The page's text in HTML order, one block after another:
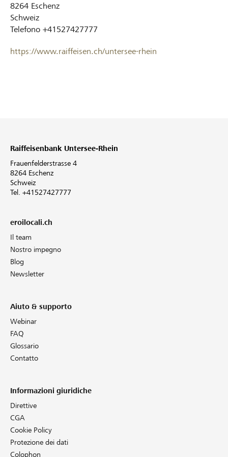
8264 Eschenz
Schweiz
Telefono +41527427777
https://www.raiffeisen.ch/untersee-rhein
Raiffeisenbank Untersee-Rhein
Frauenfelderstrasse 4
8264 Eschenz
Schweiz
Tel. +41527427777
eroilocali.ch
Il team
Nostro impegno
Blog
Newsletter
Aiuto & supporto
Webinar
FAQ
Glossario
Contatto
Informazioni giuridiche
Direttive
CGA
Cookie Policy
Protezione dei dati
Colophon